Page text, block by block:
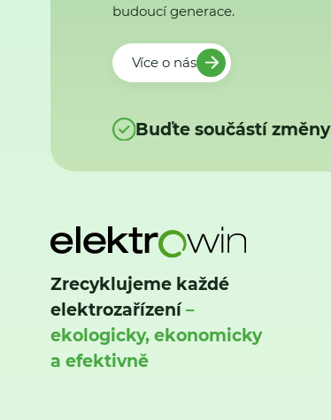
budoucí generace.
Více o nás
Buďte součástí změny
Zrecyklujeme každé
elektrozařízení–
ekologicky, ekonomicky
a efektivně